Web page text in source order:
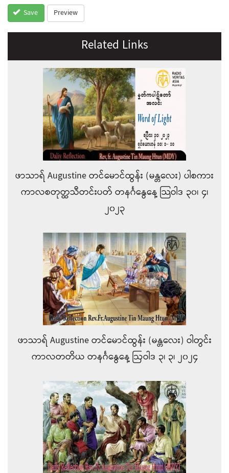
Save Preview
Related Links
ဖာသာရ် Augustine တင်မောင်ထွန်း (မန္တလေး) ပါစကား
ကာလစတုတ္ထသီတင်းပတ် တနင်္ဂနွေနေ့ သြဝါဒ ၃၀၊ ၄၊
၂၀၂၃
ဖာသာရ် Augustine တင်မောင်ထွန်း (မန္တလေး) ဝါတွင်း
ကာလတတိယ တနင်္ဂနွေနေ့ ဩဝါဒ ၃၊ ၃၊ ၂၀၂၄